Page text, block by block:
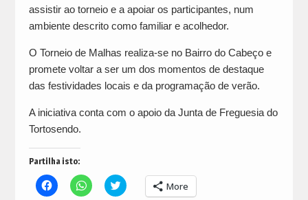
assistir ao torneio e a apoiar os participantes, num
ambiente descrito como familiar e acolhedor.
O Torneio de Malhas realiza-se no Bairro do Cabeço e
promete voltar a ser um dos momentos de destaque
das festividades locais e da programação de verão.
A iniciativa conta com o apoio da Junta de Freguesia do
Tortosendo.
Partilha isto:
Click
to
Click
to
Click
to More